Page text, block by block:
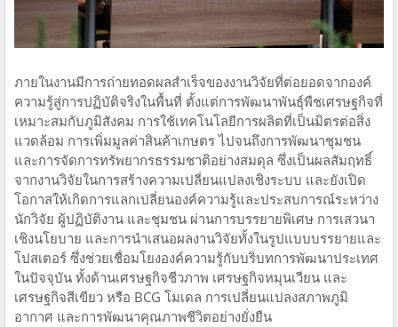
ภายในงานมีการถ่ายทอดผลสำเร็จของงานวิจัยที่ต่อยอดจากองค์
ความรู้สู่การปฏิบัติจริงในพื้นที่ ตั้งแต่การพัฒนาพันธุ์พืชเศรษฐกิจที่
เหมาะสมกับภูมิสังคม การใช้เทคโนโลยีการผลิตที่เป็นมิตรต่อสิ่ง
แวดล้อม การเพิ่มมูลค่าสินค้าเกษตร ไปจนถึงการพัฒนาชุมชน
และการจัดการทรัพยากรธรรมชาติอย่างสมดุล ซึ่งเป็นผลสัมฤทธิ์
จากงานวิจัยในการสร้างความเปลี่ยนแปลงเชิงระบบ และยังเปิด
โอกาสให้เกิดการแลกเปลี่ยนองค์ความรู้และประสบการณ์ระหว่าง
นักวิจัย ผู้ปฏิบัติงาน และชุมชน ผ่านการบรรยายพิเศษ การเสวนา
เชิงนโยบาย และการนำเสนอผลงานวิจัยทั้งในรูปแบบบรรยายและ
โปสเตอร์ ซึ่งช่วยเชื่อมโยงองค์ความรู้กับบริบทการพัฒนาประเทศ
ในปัจจุบัน ทั้งด้านเศรษฐกิจชีวภาพ เศรษฐกิจหมุนเวียน และ
เศรษฐกิจสีเขียว หรือ BCG โมเดล การเปลี่ยนแปลงสภาพภูมิ
อากาศ และการพัฒนาคุณภาพชีวิตอย่างยั่งยืน